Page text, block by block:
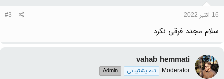
16 اکتبر 2022 #3
سلام مجدد فرقی نکرد
vahab hemmati
Moderator تیم پشتیبانی Admin